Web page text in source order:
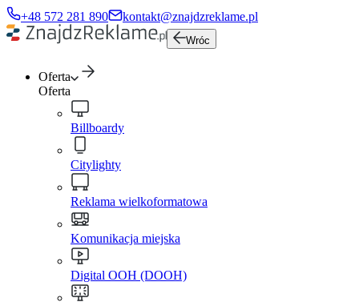
+48 572 281 890 kontakt@znajdzreklame.pl
Wróc
Oferta
Oferta
Billboardy
Citylighty
Reklama wielkoformatowa
Komunikacja miejska
Digital OOH (DOOH)